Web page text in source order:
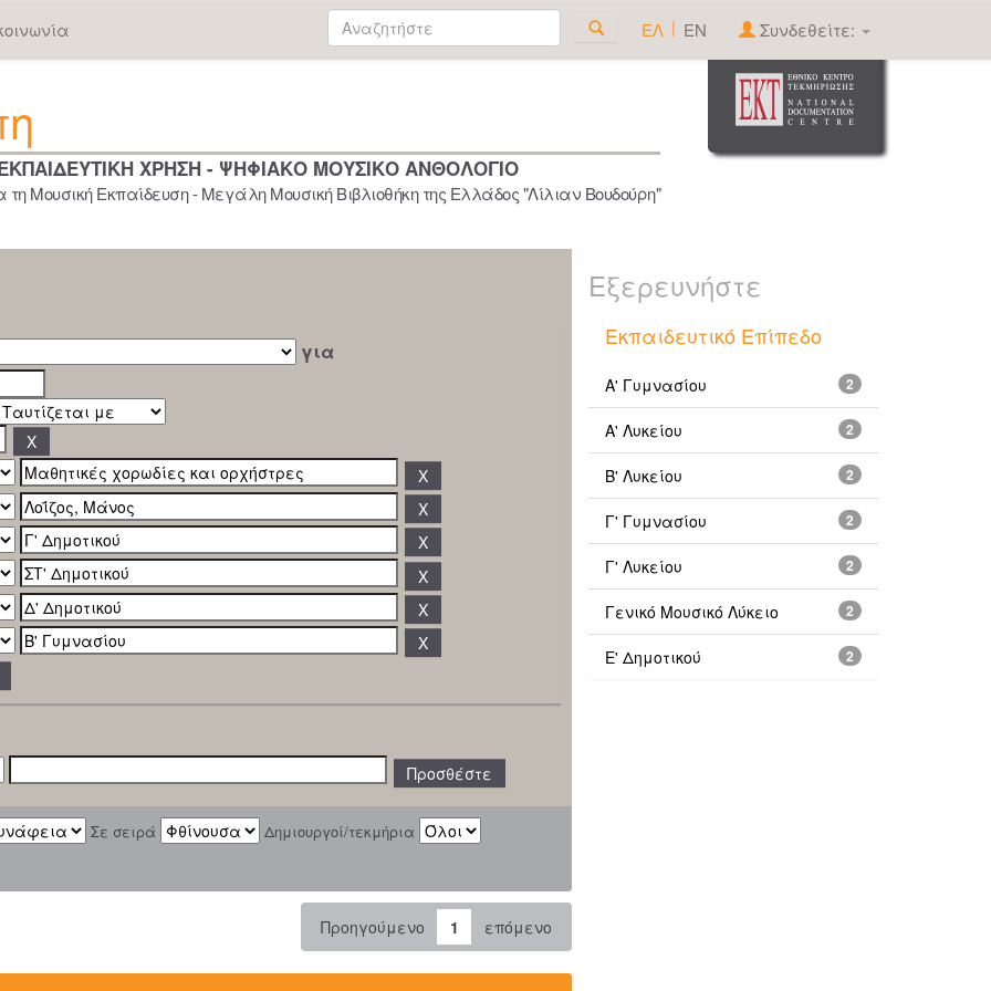
ΕΛ | EN Συνδεθείτε:
ΧΡΗΣΗ - ΨΗΦΙΑΚΟ ΜΟΥΣΙΚΟ ΑΝΘΟΛΟΓΙΟ
Μουσική Εκπαίδευση - Μεγάλη Μουσική Βιβλιοθήκη της Ελλάδος "Λίλιαν Βουδούρη"
για
Σε σειρά Δημιουργοί/τεκμήρια
Προηγούμενο 1 επόμενο
Εξερευνήστε
Εκπαιδευτικό Επίπεδο
2
Α' Γυμνασίου
2
Α' Λυκείου
2
Β' Λυκείου
2
Γ' Γυμνασίου
2
Γ' Λυκείου
2
Γενικό Μουσικό Λύκειο
2
Ε' Δημοτικού